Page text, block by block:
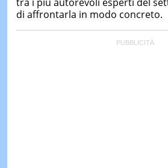
di affrontarla in modo concreto.